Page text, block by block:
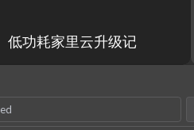
低功耗家里云升级记